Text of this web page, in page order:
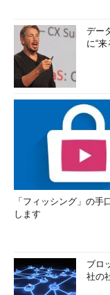
デー
に“
「フィッシング」の手
します
ブロ
社の